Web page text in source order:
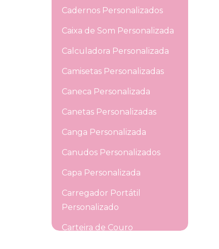
Cadernos Personalizados
Caixa de Som Personalizada
Calculadora Personalizada
Camisetas Personalizadas
Caneca Personalizada
Canetas Personalizadas
Canga Personalizada
Canudos Personalizados
Capa Personalizada
Carregador Portátil
Personalizado
Carteira de Couro